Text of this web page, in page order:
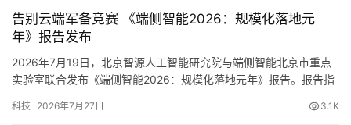
专
栏
专
1200 元的新生灵芝水礼盒，在天猫 618 期间不到 280 元
即可入手。
日前，天猫宣布，今年天猫 618 投入规模将向天猫双 11 看
千亿购物补贴，连续 18 天制造“千万爆款团”等多重方式，
告别云端军备竞赛 《端侧智能2026：规模化落地元
年》报告发布
2026年7月19日，北京智源人工智能研究院与端侧智能北京市重点
实验室联合发布《端侧智能2026：规模化落地元年》报告。报告指
结构性跃迁，2026年已成为…
科技 2026年7月27日 3.1K